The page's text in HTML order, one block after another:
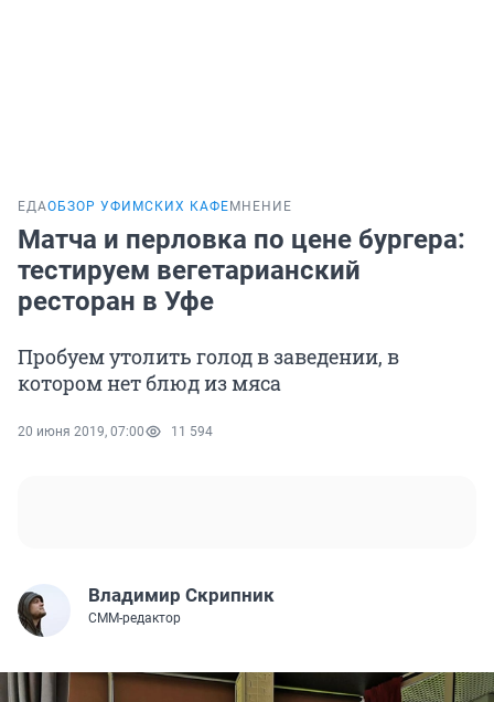
ЕДАОБЗОР УФИМСКИХ КАФЕ МНЕНИЕ
Матча и перловка по цене бургера:
тестируем вегетарианский
ресторан в Уфе
Пробуем утолить голод в заведении, в
котором нет блюд из мяса
20 июня 2019, 07:00 11 594
Владимир Скрипник
СММ-редактор